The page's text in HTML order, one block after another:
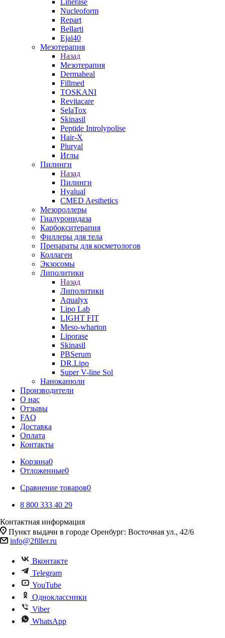
Linerase
Nucleoform
Repart
Bellarti
Ejal40
Мезотерапия
Назад
Мезотерапия
Dermaheal
Fillmed
TOSKANI
Revitacare
SelaTox
Skinasil
Peptide Introlypolise
Hair-X
Pluryal
Иглы
Пилинги
Назад
Пилинги
Hyalual
CMED Aesthetics
Мезороллеры
Гиалуронидаза
Карбокситерапия
Филлеры для тела
Препараты для косметологов
Коллаген
Экзосомы
Липолитики
Назад
Липолитики
Aqualyx
Lipo Lab
LIGHT FIT
Meso-wharton
Liporase
Skinasil
PBSerum
DR.Lipo
Super V-line Sol
Наноканюли
Производители
О нас
Отзывы
FAQ
Доставка
Оплата
Контакты
Корзина0
Отложенные0
Сравнение товаров0
8 800 333 40 29
Контактная информация
Пункт выдачи в городе Оренбург: Восточная ул., 42/6
info@2filler.ru
Вконтакте
Telegram
YouTube
Одноклассники
Viber
WhatsApp